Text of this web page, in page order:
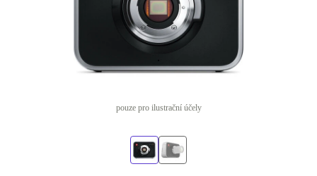
pouze pro ilustrační účely